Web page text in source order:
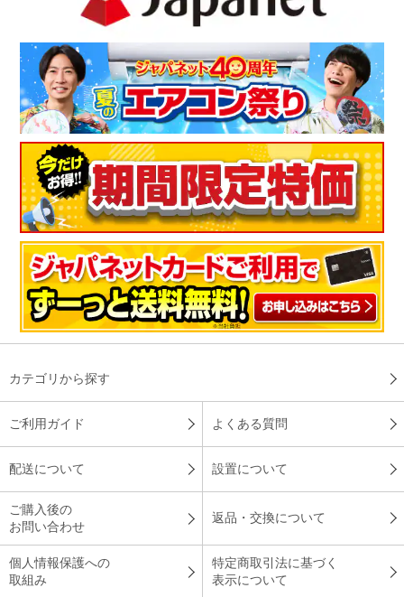
カテゴリから探す
ご利用ガイド よくある質問
配送について 設置について
ご購入後の
お問い合わせ
返品・交換について
個人情報保護への
取組み
特定商取引法に基づく
表示について